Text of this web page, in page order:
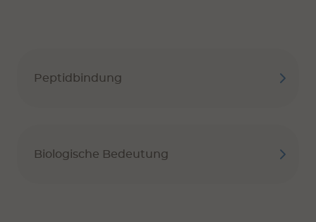
Peptidbindung
Biologische Bedeutung